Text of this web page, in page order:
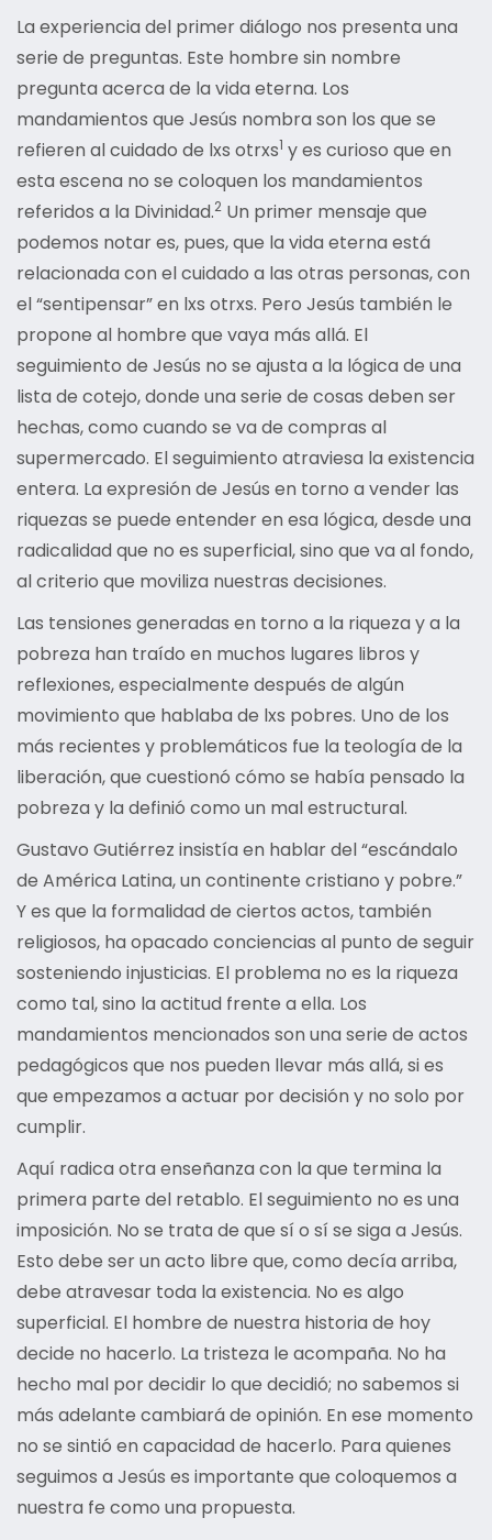
La experiencia del primer diálogo nos presenta una
serie de preguntas. Este hombre sin nombre
pregunta acerca de la vida eterna. Los
mandamientos que Jesús nombra son los que se
refieren al cuidado de lxs otrxs1 y es curioso que en
esta escena no se coloquen los mandamientos
referidos a la Divinidad.2 Un primer mensaje que
podemos notar es, pues, que la vida eterna está
relacionada con el cuidado a las otras personas, con
el “sentipensar” en lxs otrxs. Pero Jesús también le
propone al hombre que vaya más allá. El
seguimiento de Jesús no se ajusta a la lógica de una
lista de cotejo, donde una serie de cosas deben ser
hechas, como cuando se va de compras al
supermercado. El seguimiento atraviesa la existencia
entera. La expresión de Jesús en torno a vender las
riquezas se puede entender en esa lógica, desde una
radicalidad que no es superficial, sino que va al fondo,
al criterio que moviliza nuestras decisiones.
Las tensiones generadas en torno a la riqueza y a la
pobreza han traído en muchos lugares libros y
reflexiones, especialmente después de algún
movimiento que hablaba de lxs pobres. Uno de los
más recientes y problemáticos fue la teología de la
liberación, que cuestionó cómo se había pensado la
pobreza y la definió como un mal estructural.
Gustavo Gutiérrez insistía en hablar del “escándalo
de América Latina, un continente cristiano y pobre.”
Y es que la formalidad de ciertos actos, también
religiosos, ha opacado conciencias al punto de seguir
sosteniendo injusticias. El problema no es la riqueza
como tal, sino la actitud frente a ella. Los
mandamientos mencionados son una serie de actos
pedagógicos que nos pueden llevar más allá, si es
que empezamos a actuar por decisión y no solo por
cumplir.
Aquí radica otra enseñanza con la que termina la
primera parte del retablo. El seguimiento no es una
imposición. No se trata de que sí o sí se siga a Jesús.
Esto debe ser un acto libre que, como decía arriba,
debe atravesar toda la existencia. No es algo
superficial. El hombre de nuestra historia de hoy
decide no hacerlo. La tristeza le acompaña. No ha
hecho mal por decidir lo que decidió; no sabemos si
más adelante cambiará de opinión. En ese momento
no se sintió en capacidad de hacerlo. Para quienes
seguimos a Jesús es importante que coloquemos a
nuestra fe como una propuesta.